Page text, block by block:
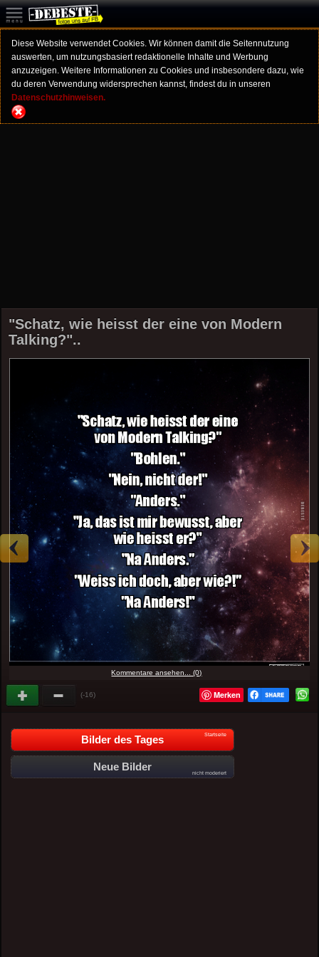
Diese Website verwendet Cookies. Wir können damit die Seitennutzung
auswerten, um nutzungsbasiert redaktionelle Inhalte und Werbung
anzuzeigen. Weitere Informationen zu Cookies und insbesondere dazu, wie
du deren Verwendung widersprechen kannst, findest du in unseren
Datenschutzhinweisen.
"Schatz, wie heisst der eine von Modern
Talking?"..
Kommentare ansehen... (0)
(-16) Merken
Bilder des Tages Startseite
Neue Bilder
nicht moderiert